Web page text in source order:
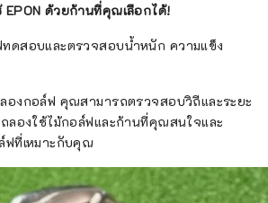
ด้วยก้านที่คุณเลือกได้!
ดสอบและตรวจสอบน้ำหนัก ความแข็ง
องกอล์ฟ คุณสามารถตรวจสอบวิถีและระยะ
ลองใช้ไม้กอล์ฟและก้านที่คุณสนใจและ
ฟที่เหมาะกับคุณ